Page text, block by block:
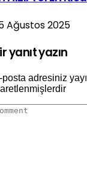
Ağustos 2025
yanıt yazın
posta adresiniz